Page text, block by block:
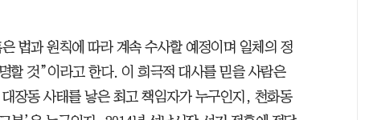
법과 원칙에 따라 계속 수사할 예정이며 일체의 정
할 것”이라고 한다. 이 희극적 대사를 믿을 사람은
장동 사태를 낳은 최고 책임자가 누구인지, 천화동